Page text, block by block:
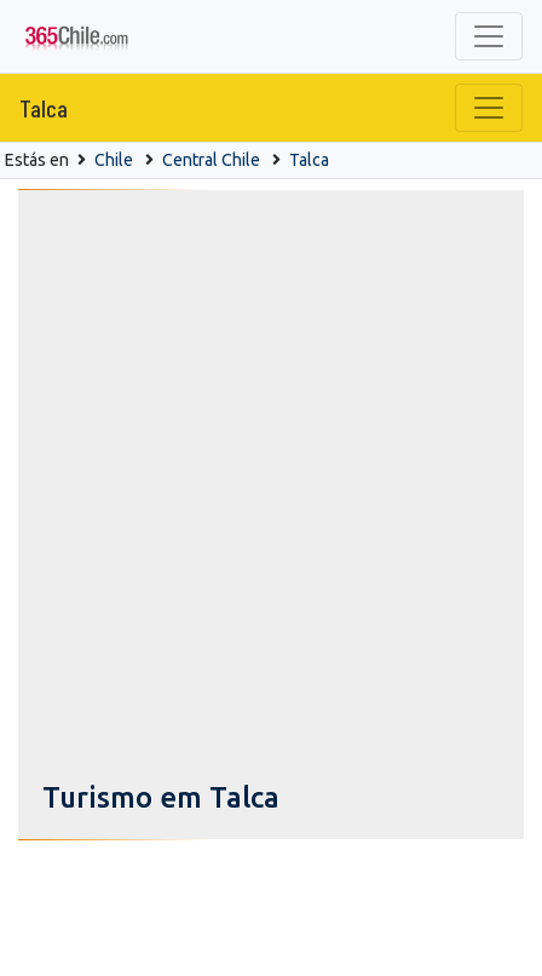
Talca
Estás en Chile Central Chile Talca
Turismo em Talca